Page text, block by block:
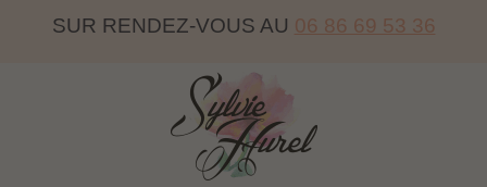
SUR RENDEZ-VOUS AU 06 86 69 53 36
Home